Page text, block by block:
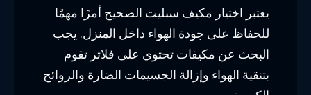
يعتبر اختيار مكيف سبليت الصحيح أمرًا مهمًا
للحفاظ على جودة الهواء داخل المنزل. يجب
البحث عن مكيفات تحتوي على فلاتر تقوم
بتنقية الهواء وإزالة الجسيمات الضارة والروائح